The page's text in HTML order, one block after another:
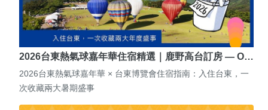
2026台東熱氣球嘉年華住宿精選｜鹿野高台訂房 — O…
2026台東熱氣球嘉年華 × 台東博覽會住宿指南：入住台東，一
次收藏兩大暑期盛事